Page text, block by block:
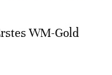
WM-Gold